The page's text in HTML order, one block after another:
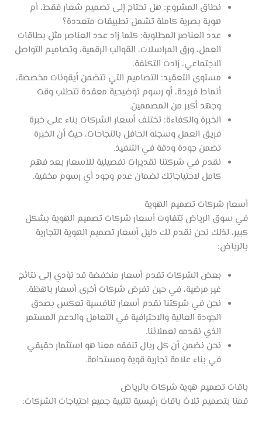
نطاق المشروع: هل تحتاج إلى تصميم شعار فقط، أم
هوية بصرية كاملة تشمل تطبيقات متعددة؟
عدد العناصر المطلوبة: كلما زاد عدد العناصر مثل بطاقات
العمل، ورق المراسلات، القوالب الرقمية، وتصاميم التواصل
الاجتماعي، زادت التكلفة.
مستوى التعقيد: التصاميم التي تتضمن أيقونات مخصصة،
أنماط فريدة، أو رسوم توضيحية معقدة تتطلب وقت
وجهد أكبر من المصممين.
الخبرة والكفاءة: تختلف أسعار الشركات بناء على خبرة
فريق العمل وسجله الحافل بالنجاحات، حيث أن الخبرة
تضمن جودة ودقة في التنفيذ.
نقدم في شركتنا تقديرات تفصيلية للأسعار بعد فهم
كامل لاحتياجاتك لضمان عدم وجود أي رسوم مخفية.
أسعار شركات تصميم الهوية
في سوق الرياض تتفاوت أسعار شركات تصميم الهوية بشكل
كبير، لذلك نحن نقدم لك دليل أسعار تصميم الهوية التجارية
بالرياض:
بعض الشركات تقدم أسعار منخفضة قد تؤدي إلى نتائج
غير مرضية، في حين تفرض شركات أخرى أسعار باهظة.
نحن في شركتنا نقدم أسعار تنافسية تعكس بصدق
الجودة العالية والاحترافية في التعامل والدعم المستمر
الذي نقدمه لعملائنا.
نحن نضمن أن كل ريال تنفقه معنا هو استثمار حقيقي
في بناء علامة تجارية قوية ومستدامة.
باقات تصميم هوية شركات بالرياض
قمنا بتصميم ثلاث باقات رئيسية لتلبية جميع احتياجات الشركات: